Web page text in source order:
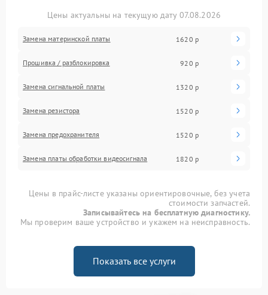
Цены актуальны на текущую дату 07.08.2026
Замена материнской платы 1620 р
Прошивка / разблокировка 920 р
Замена сигнальной платы 1320 р
Замена резистора 1520 р
Замена предохранителя 1520 р
Замена платы обработки видеосигнала 1820 р
Цены в прайс-листе указаны ориентировочные, без учета
стоимости запчастей.
Записывайтесь на бесплатную диагностику.
Мы проверим ваше устройство и укажем на неисправность.
Показать все услуги